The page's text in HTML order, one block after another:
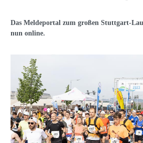
Das Meldeportal zum großen Stuttgart-
nun online.